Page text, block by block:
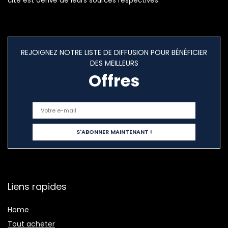
REJOIGNEZ NOTRE LISTE DE DIFFUSION POUR BÉNÉFICIER
DES MEILLEURS
Offres
Liens rapides
Home
Tout acheter